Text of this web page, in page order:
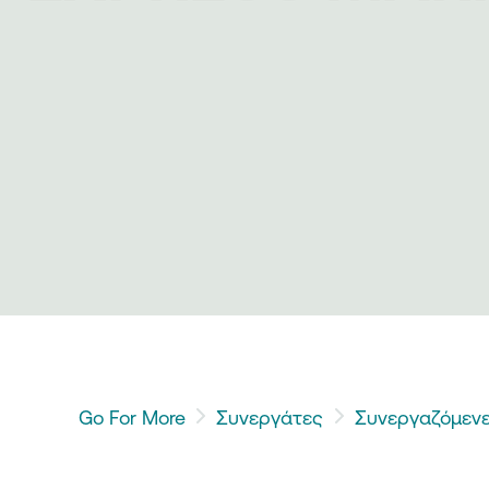
Go For More Συνεργάτες